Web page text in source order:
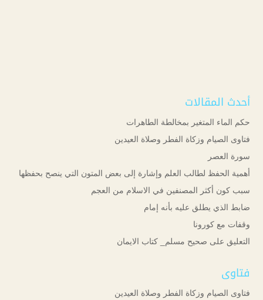
أحدث المقالات
حكم الماء المتغير بمخالطة الطاهرات
فتاوى الصيام وزكاة الفطر وصلاة العيدين
سورة العصر
أهمية الحفظ لطالب العلم وإشارة إلى بعض المتون التي ينصح بحفظها
سبب كون أكثر المصنفين في الاسلام من العجم
ضابط الذي يطلق عليه بأنه إمام
وقفات مع كورونا
التعليق على صحيح مسلم_ كتاب الايمان
فتاوى
فتاوى الصيام وزكاة الفطر وصلاة العيدين